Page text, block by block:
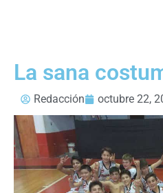
La sana
Redacción octubre 22,